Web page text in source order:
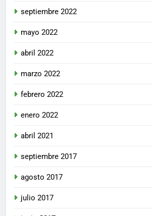
septiembre 2022
mayo 2022
abril 2022
marzo 2022
febrero 2022
enero 2022
abril 2021
septiembre 2017
agosto 2017
julio 2017